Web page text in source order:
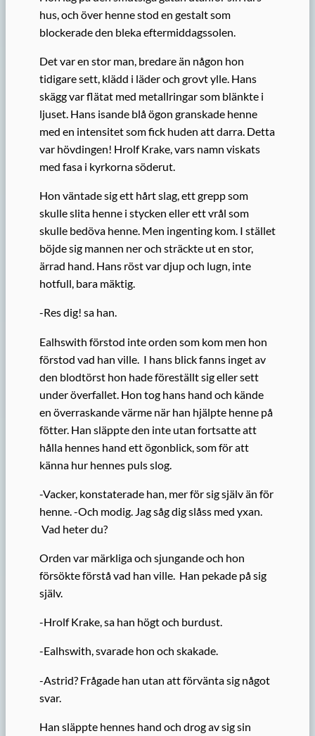
hus, och över henne stod en gestalt som
blockerade den bleka eftermiddagssolen.
Det var en stor man, bredare än någon hon
tidigare sett, klädd i läder och grovt ylle. Hans
skägg var flätat med metallringar som blänkte i
ljuset. Hans isande blå ögon granskade henne
med en intensitet som fick huden att darra. Detta
var hövdingen! Hrolf Krake, vars namn viskats
med fasa i kyrkorna söderut.
Hon väntade sig ett hårt slag, ett grepp som
skulle slita henne i stycken eller ett vrål som
skulle bedöva henne. Men ingenting kom. I stället
böjde sig mannen ner och sträckte ut en stor,
ärrad hand. Hans röst var djup och lugn, inte
hotfull, bara mäktig.
-Res dig! sa han.
Ealhswith förstod inte orden som kom men hon
förstod vad han ville. I hans blick fanns inget av
den blodtörst hon hade föreställt sig eller sett
under överfallet. Hon tog hans hand och kände
en överraskande värme när han hjälpte henne på
fötter. Han släppte den inte utan fortsatte att
hålla hennes hand ett ögonblick, som för att
känna hur hennes puls slog.
-Vacker, konstaterade han, mer för sig själv än för
henne. -Och modig. Jag såg dig slåss med yxan.
Vad heter du?
Orden var märkliga och sjungande och hon
försökte förstå vad han ville. Han pekade på sig
själv.
-Hrolf Krake, sa han högt och burdust.
-Ealhswith, svarade hon och skakade.
-Astrid? Frågade han utan att förvänta sig något
svar.
Han släppte hennes hand och drog av sig sin